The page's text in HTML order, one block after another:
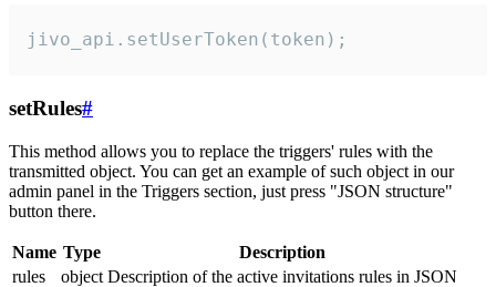
jivo_api.setUserToken(token);
setRules#
This method allows you to replace the triggers' rules with the
transmitted object. You can get an example of such object in our
admin panel in the Triggers section, just press "JSON structure"
button there.
Name Type
Description
rules
object Description of the active invitations rules in JSON